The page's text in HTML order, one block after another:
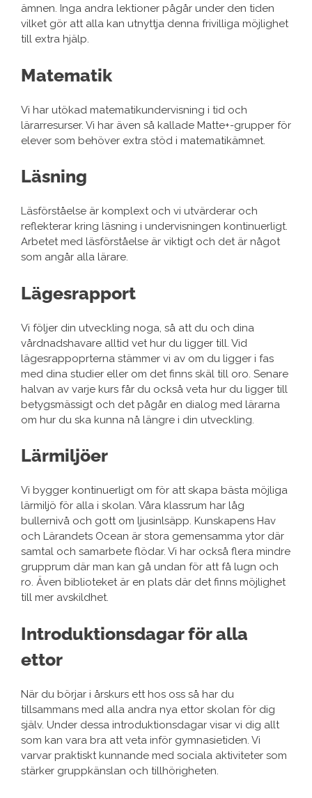
ämnen. Inga andra lektioner pågår under den tiden
vilket gör att alla kan utnyttja denna frivilliga möjlighet
till extra hjälp.
Matematik
Vi har utökad matematikundervisning i tid och
lärarresurser. Vi har även så kallade Matte+-grupper för
elever som behöver extra stöd i matematikämnet.
Läsning
Läsförståelse är komplext och vi utvärderar och
reflekterar kring läsning i undervisningen kontinuerligt.
Arbetet med läsförståelse är viktigt och det är något
som angår alla lärare.
Lägesrapport
Vi följer din utveckling noga, så att du och dina
vårdnadshavare alltid vet hur du ligger till. Vid
lägesrappoprterna stämmer vi av om du ligger i fas
med dina studier eller om det finns skäl till oro. Senare
halvan av varje kurs får du också veta hur du ligger till
betygsmässigt och det pågår en dialog med lärarna
om hur du ska kunna nå längre i din utveckling.
Lärmiljöer
Vi bygger kontinuerligt om för att skapa bästa möjliga
lärmiljö för alla i skolan. Våra klassrum har låg
bullernivå och gott om ljusinlsäpp. Kunskapens Hav
och Lärandets Ocean är stora gemensamma ytor där
samtal och samarbete flödar. Vi har också flera mindre
grupprum där man kan gå undan för att få lugn och
ro. Även biblioteket är en plats där det finns möjlighet
till mer avskildhet.
Introduktionsdagar för alla
ettor
När du börjar i årskurs ett hos oss så har du
tillsammans med alla andra nya ettor skolan för dig
själv. Under dessa introduktionsdagar visar vi dig allt
som kan vara bra att veta inför gymnasietiden. Vi
varvar praktiskt kunnande med sociala aktiviteter som
stärker gruppkänslan och tillhörigheten.